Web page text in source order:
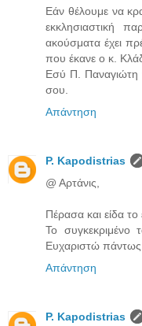
Εάν θέλουμε να
εκκλησιαστική
ακούσματα έχει
που έκανε ο κ.
Εσύ Π. Παναγιώτη
σου.
Απάντηση
P. Kapodistrias
@ Αρτάνις,
Πέρασα και είδα το
Το
Ευχαριστώ πάντως.
Απάντηση
P. Kapodistrias